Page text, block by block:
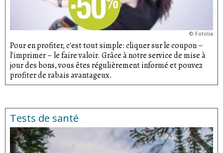
© Fotolia
Pour en profiter, c'est tout simple: cliquer sur le coupon –
l'imprimer – le faire valoir. Grâce à notre service de mise à
jour des bons, vous êtes régulièrement informé et pouvez
profiter de rabais avantageux.
Tests de santé